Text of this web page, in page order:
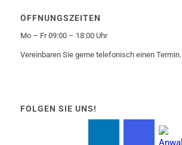
ÖFFNUNGSZEITEN
Mo – Fr 09:00 – 18:00 Uhr
Vereinbaren Sie gerne telefonisch einen Termin.
FOLGEN SIE UNS!